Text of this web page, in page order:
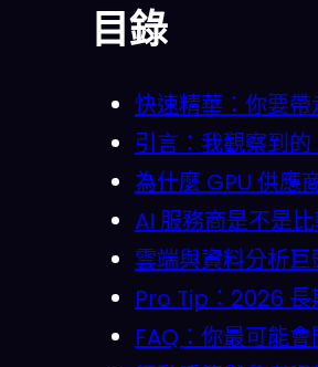
目錄
快速精華：你要
引言：我觀察到
為什麼 GPU 供
AI 服務商是不是
雲端與資料分析
Pro Tip：2026
FAQ：你最可能